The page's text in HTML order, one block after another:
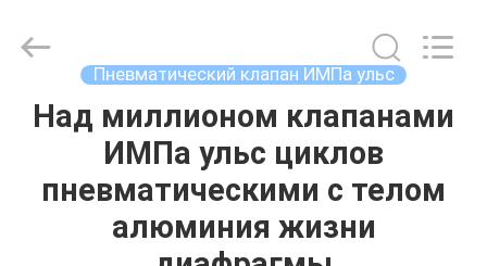
ДОМОЙ
ПРОДУКТЫ
Reserved.
Пневматический клапан ИМПа ульс
Над миллионом клапанами
ИМПа ульс циклов
пневматическими с телом
алюминия жизни